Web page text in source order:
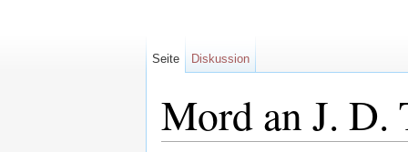
Mord an J. D.
Seite Diskussion